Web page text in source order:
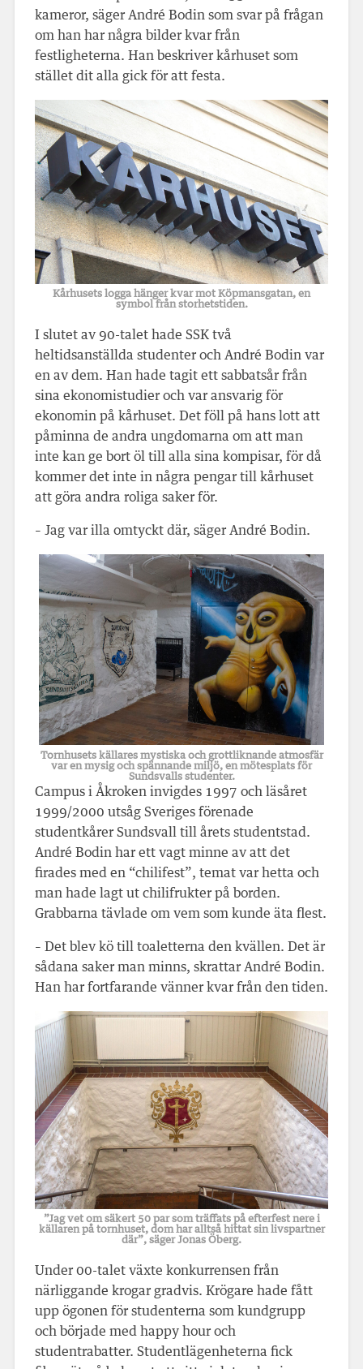
kameror, säger André Bodin som svar på frågan
om han har några bilder kvar från
festligheterna. Han beskriver kårhuset som
stället dit alla gick för att festa.
Kårhusets logga hänger kvar mot Köpmansgatan, en
symbol från storhetstiden.
I slutet av 90-talet hade SSK två
heltidsanställda studenter och André Bodin var
en av dem. Han hade tagit ett sabbatsår från
sina ekonomistudier och var ansvarig för
ekonomin på kårhuset. Det föll på hans lott att
påminna de andra ungdomarna om att man
inte kan ge bort öl till alla sina kompisar, för då
kommer det inte in några pengar till kårhuset
att göra andra roliga saker för.
– Jag var illa omtyckt där, säger André Bodin.
Tornhusets källares mystiska och grottliknande atmosfär
var en mysig och spännande miljö, en mötesplats för
Sundsvalls studenter.
Campus i Åkroken invigdes 1997 och läsåret
1999/2000 utsåg Sveriges förenade
studentkårer Sundsvall till årets studentstad.
André Bodin har ett vagt minne av att det
firades med en “chilifest”, temat var hetta och
man hade lagt ut chilifrukter på borden.
Grabbarna tävlade om vem som kunde äta flest.
– Det blev kö till toaletterna den kvällen. Det är
sådana saker man minns, skrattar André Bodin.
Han har fortfarande vänner kvar från den tiden.
”Jag vet om säkert 50 par som träffats på efterfest nere i
källaren på tornhuset, dom har alltså hittat sin livspartner
där”, säger Jonas Öberg.
Under 00-talet växte konkurrensen från
närliggande krogar gradvis. Krögare hade fått
upp ögonen för studenterna som kundgrupp
och började med happy hour och
studentrabatter. Studentlägenheterna fick